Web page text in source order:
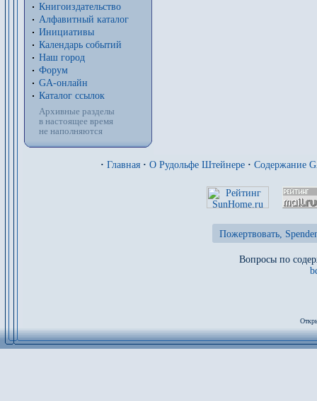
Книгоиздательство
Алфавитный каталог
Инициативы
Календарь событий
Наш город
Форум
GA-онлайн
Каталог ссылок
Архивные разделы
в настоящее время
не наполняются
· Главная · О Рудольфе Штейнере · Содержание
Пожертвовать,
Вопросы по